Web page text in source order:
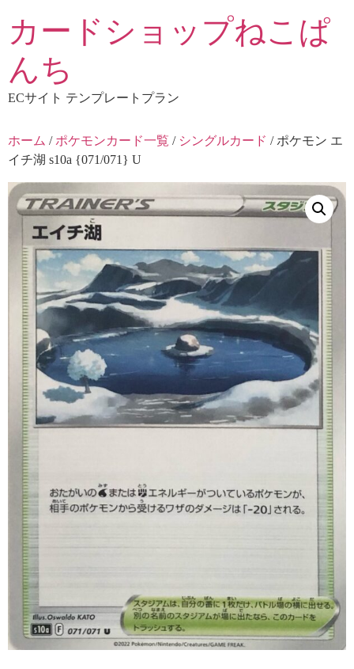
テ
ツ
に
キ
ッ
プ
カードショップねこぱ
んち
ECサイト テンプレートプラン
ホーム / ポケモンカード一覧 / シングルカード / ポケモン エ
イチ湖 s10a {071/071} U